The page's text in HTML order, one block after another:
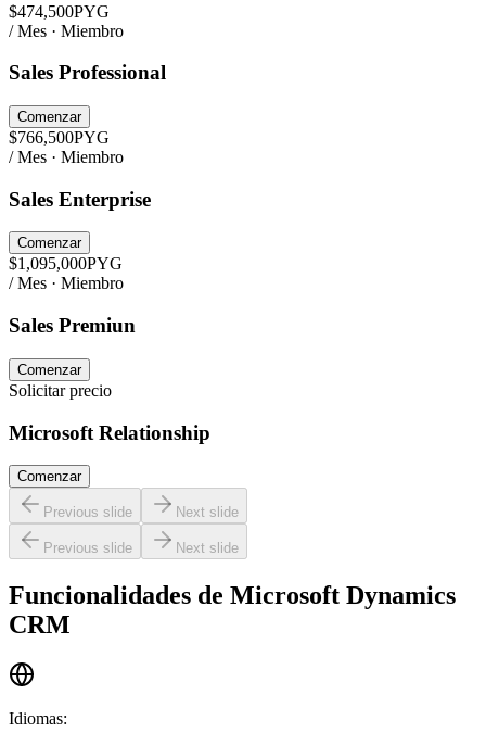
$474,500PYG
/ Mes · Miembro
Sales Professional
Comenzar
$766,500PYG
/ Mes · Miembro
Sales Enterprise
Comenzar
$1,095,000PYG
/ Mes · Miembro
Sales Premiun
Comenzar
Solicitar precio
Microsoft Relationship
Comenzar
Previous slide Next slide
Previous slide Next slide
Funcionalidades de Microsoft Dynamics
CRM
Idiomas: